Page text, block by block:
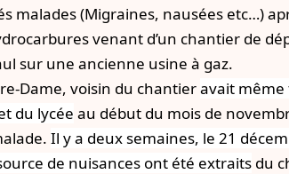
malades (Migraines, nausées etc…)
venant d’un chantier de
sur une ancienne usine à gaz.
Dame, voisin du chantieravait
du lycée au début du mois de
Il y a deux semaines, le 21
de nuisances ont été extraits du